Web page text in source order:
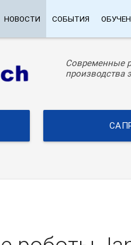
НОВОСТИ СОБЫТИЯ
Современные
производства